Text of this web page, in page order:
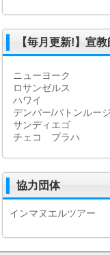
【毎月更新!】宣
ニューヨーク
ロサンゼルス
ハワイ
デンバー/バトンルー
サンディエゴ
チェコ プラハ
協力団体
インマヌエルツアー